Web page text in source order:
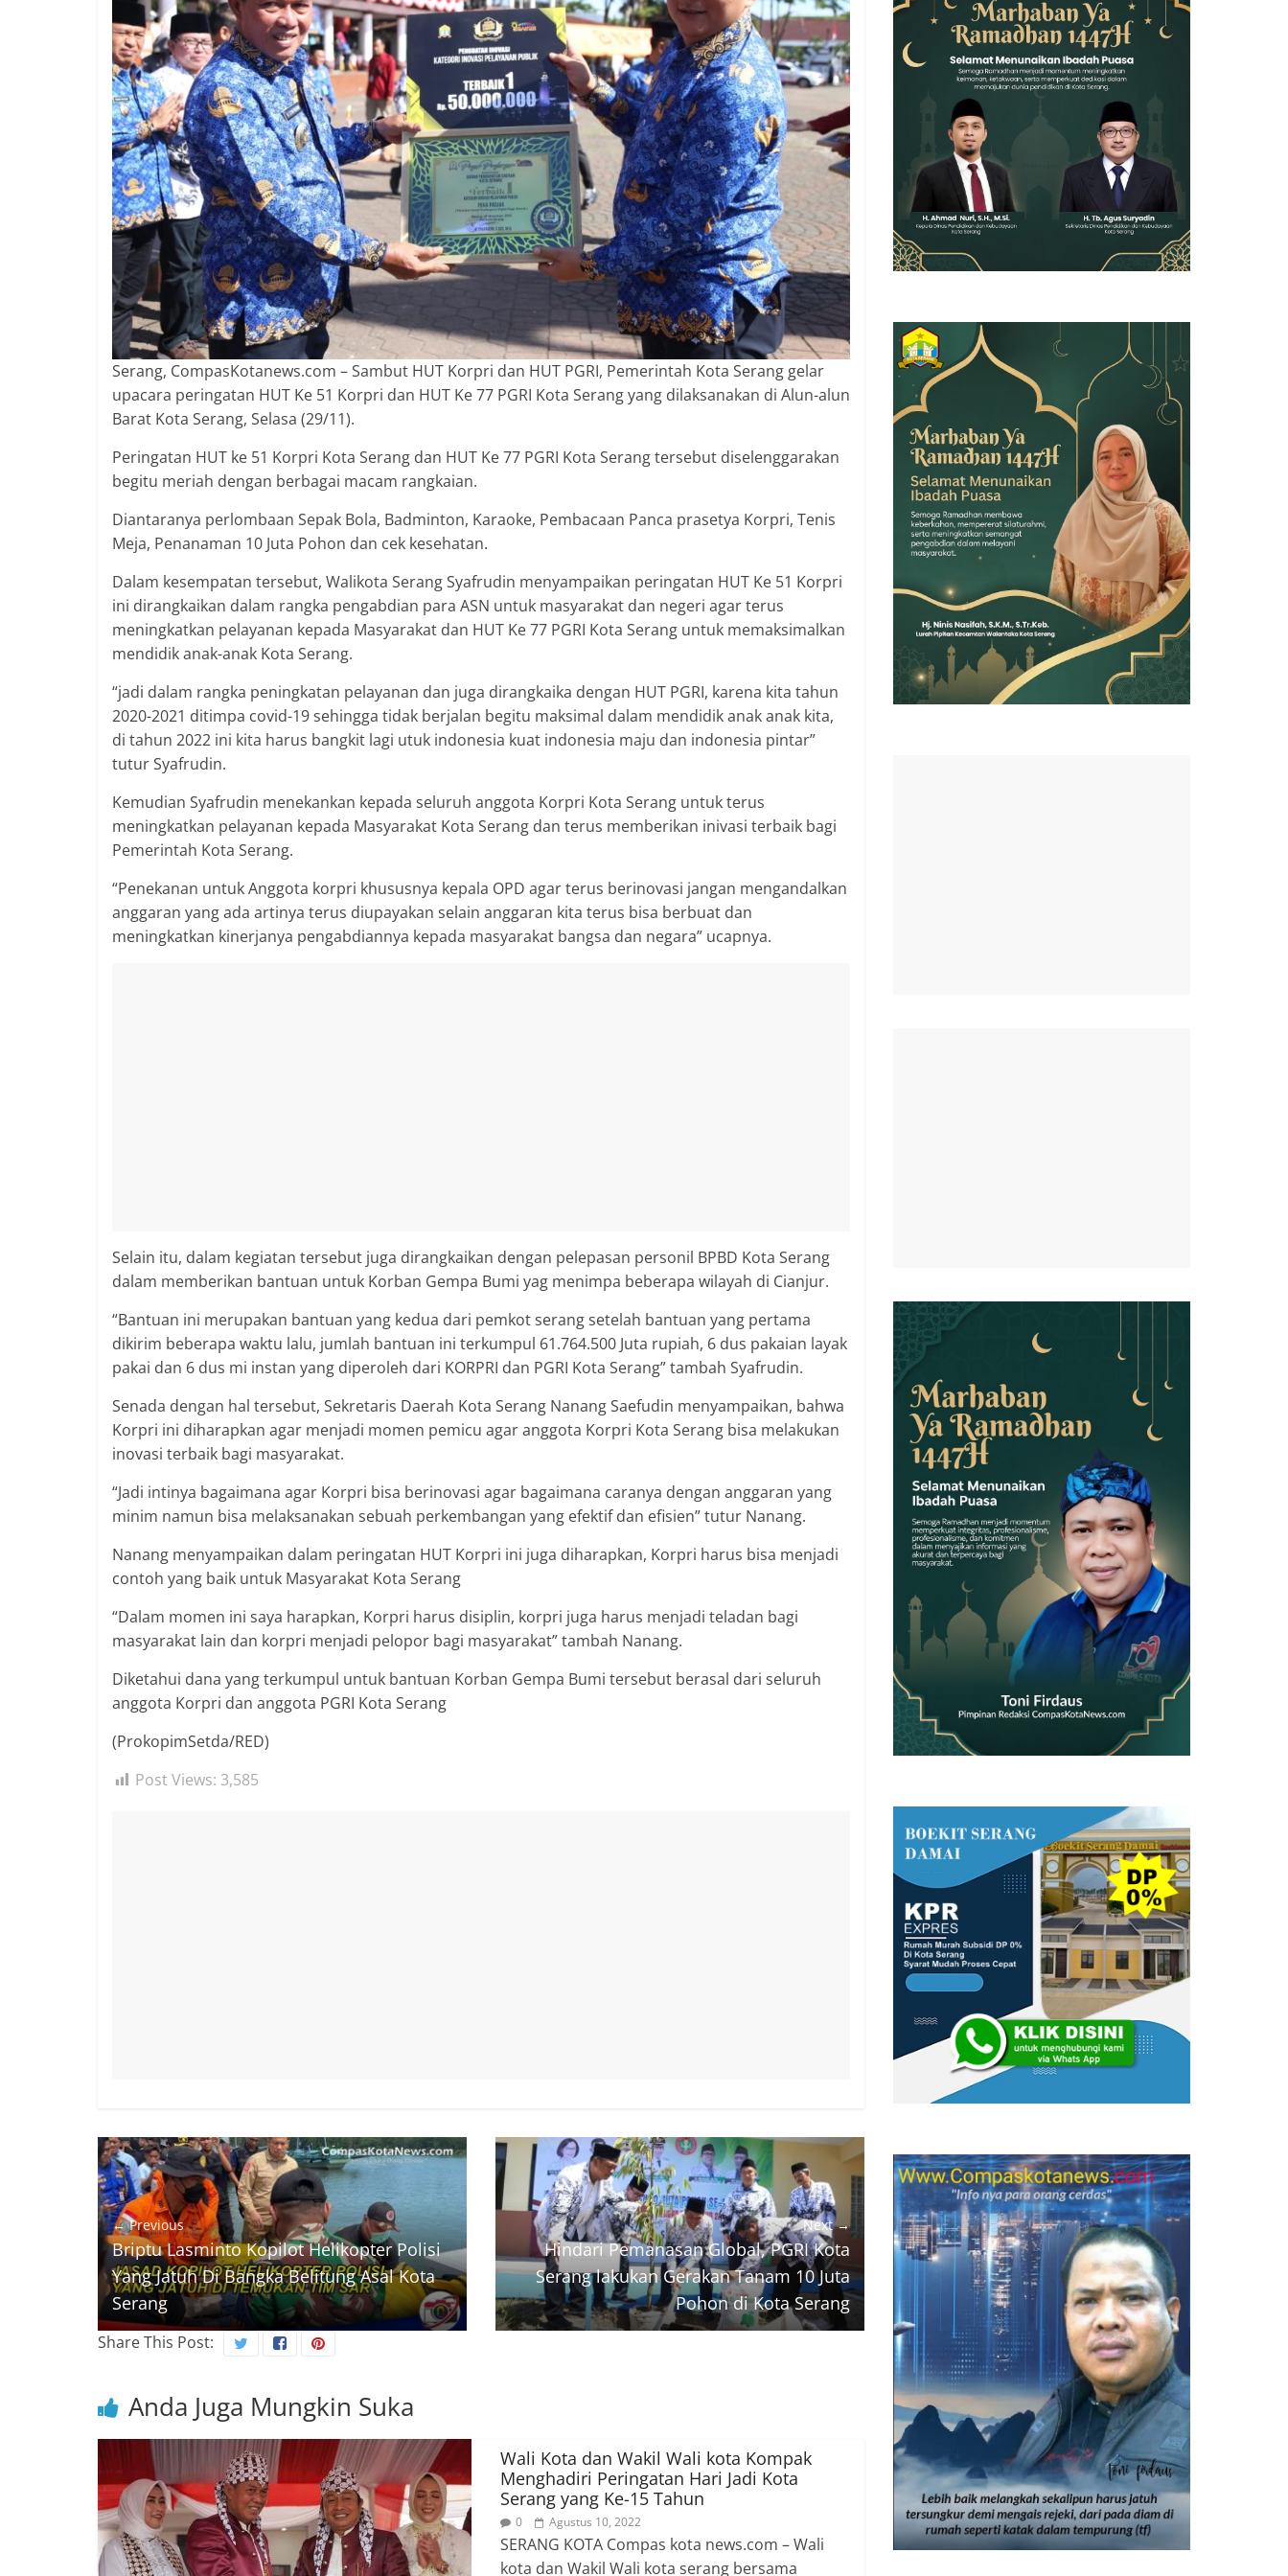
2018
sangat
berkualitas
karena
menereapkan
standar
jurnalisme
dalam
setiap
liputan
peristiwa
dan
tulis
secara
cerdas,
tajam
dan
Serang, CompasKotanews.com – Sambut HUT Korpri dan HUT PGRI, Pemerintah Kota Serang gelar
upacara peringatan HUT Ke 51 Korpri dan HUT Ke 77 PGRI Kota Serang yang dilaksanakan di Alun-alun
Barat Kota Serang, Selasa (29/11).
Peringatan HUT ke 51 Korpri Kota Serang dan HUT Ke 77 PGRI Kota Serang tersebut diselenggarakan
begitu meriah dengan berbagai macam rangkaian.
Diantaranya perlombaan Sepak Bola, Badminton, Karaoke, Pembacaan Panca prasetya Korpri, Tenis
Meja, Penanaman 10 Juta Pohon dan cek kesehatan.
Dalam kesempatan tersebut, Walikota Serang Syafrudin menyampaikan peringatan HUT Ke 51 Korpri
ini dirangkaikan dalam rangka pengabdian para ASN untuk masyarakat dan negeri agar terus
meningkatkan pelayanan kepada Masyarakat dan HUT Ke 77 PGRI Kota Serang untuk memaksimalkan
mendidik anak-anak Kota Serang.
“jadi dalam rangka peningkatan pelayanan dan juga dirangkaika dengan HUT PGRI, karena kita tahun
2020-2021 ditimpa covid-19 sehingga tidak berjalan begitu maksimal dalam mendidik anak anak kita,
di tahun 2022 ini kita harus bangkit lagi utuk indonesia kuat indonesia maju dan indonesia pintar”
tutur Syafrudin.
Kemudian Syafrudin menekankan kepada seluruh anggota Korpri Kota Serang untuk terus
meningkatkan pelayanan kepada Masyarakat Kota Serang dan terus memberikan inivasi terbaik bagi
Pemerintah Kota Serang.
“Penekanan untuk Anggota korpri khususnya kepala OPD agar terus berinovasi jangan mengandalkan
anggaran yang ada artinya terus diupayakan selain anggaran kita terus bisa berbuat dan
meningkatkan kinerjanya pengabdiannya kepada masyarakat bangsa dan negara” ucapnya.
Selain itu, dalam kegiatan tersebut juga dirangkaikan dengan pelepasan personil BPBD Kota Serang
dalam memberikan bantuan untuk Korban Gempa Bumi yag menimpa beberapa wilayah di Cianjur.
“Bantuan ini merupakan bantuan yang kedua dari pemkot serang setelah bantuan yang pertama
dikirim beberapa waktu lalu, jumlah bantuan ini terkumpul 61.764.500 Juta rupiah, 6 dus pakaian layak
pakai dan 6 dus mi instan yang diperoleh dari KORPRI dan PGRI Kota Serang” tambah Syafrudin.
Senada dengan hal tersebut, Sekretaris Daerah Kota Serang Nanang Saefudin menyampaikan, bahwa
Korpri ini diharapkan agar menjadi momen pemicu agar anggota Korpri Kota Serang bisa melakukan
inovasi terbaik bagi masyarakat.
“Jadi intinya bagaimana agar Korpri bisa berinovasi agar bagaimana caranya dengan anggaran yang
minim namun bisa melaksanakan sebuah perkembangan yang efektif dan efisien” tutur Nanang.
Nanang menyampaikan dalam peringatan HUT Korpri ini juga diharapkan, Korpri harus bisa menjadi
contoh yang baik untuk Masyarakat Kota Serang
“Dalam momen ini saya harapkan, Korpri harus disiplin, korpri juga harus menjadi teladan bagi
masyarakat lain dan korpri menjadi pelopor bagi masyarakat” tambah Nanang.
Diketahui dana yang terkumpul untuk bantuan Korban Gempa Bumi tersebut berasal dari seluruh
anggota Korpri dan anggota PGRI Kota Serang
(ProkopimSetda/RED)
Post Views: 3,585
← Previous
Briptu Lasminto Kopilot Helikopter Polisi
Yang Jatuh Di Bangka Belitung Asal Kota
Serang
Next →
Hindari Pemanasan Global, PGRI Kota
Serang lakukan Gerakan Tanam 10 Juta
Pohon di Kota Serang
Share This Post:
Anda Juga Mungkin Suka
Wali Kota dan Wakil Wali kota Kompak
Menghadiri Peringatan Hari Jadi Kota
Serang yang Ke-15 Tahun
0 Agustus 10, 2022
SERANG KOTA Compas kota news.com – Wali
kota dan Wakil Wali kota serang bersama